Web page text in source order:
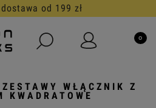
od 199 zł
WŁĄCZNIK Z
KWADRATOWE